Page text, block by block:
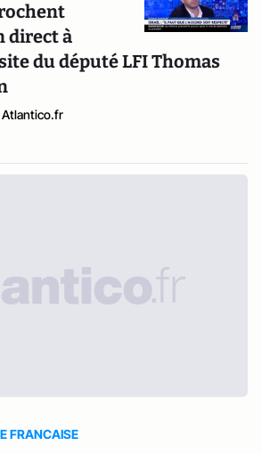
direct à
du député LFI Thomas
Atlantico.fr
FRANCAISE